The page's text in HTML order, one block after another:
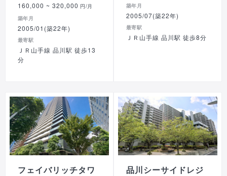
160,000 ~ 320,000 円/月
築年月
2005/01(築22年)
最寄駅
ＪＲ山手線 品川駅 徒歩13
分
築年月
2005/07(築22年)
最寄駅
ＪＲ山手線 品川駅 徒歩8分
フェイバリッチタワ
品川シーサイドレジ